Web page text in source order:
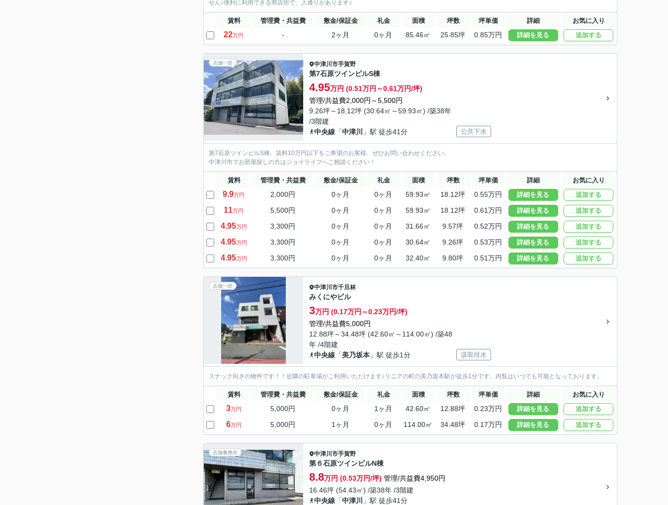
せん♪便利に利用できる商店街で、人通りがあります♪
賃料 管理費・共益費 敷金/保証金 礼金 面積 坪数 坪単価 詳細 お気に入り
22万円 - 2ヶ月 0ヶ月 85.46㎡ 25.85坪 0.85万円 詳細を見る 追加する
店舗一部 中津川市手賀野
第7石原ツインビルS棟
4.95万円 (0.51万円～0.61万円/坪)
管理/共益費2,000円～5,500円
9.26坪～18.12坪 (30.64㎡～59.93㎡) /築38年
/3階建
中央線 「中津川 」駅 徒歩41分 公共下水
第7石原ツインビルS棟。賃料10万円以下をご希望のお客様、ぜひお問い合わせください。
中津川市でお部屋探しの方はジョイライフへご相談ください！
賃料 管理費・共益費 敷金/保証金 礼金 面積 坪数 坪単価 詳細 お気に入り
9.9万円 2,000円 0ヶ月 0ヶ月 59.93㎡ 18.12坪 0.55万円 詳細を見る 追加する
11万円 5,500円 0ヶ月 0ヶ月 59.93㎡ 18.12坪 0.61万円 詳細を見る 追加する
4.95万円 3,300円 0ヶ月 0ヶ月 31.66㎡ 9.57坪 0.52万円 詳細を見る 追加する
4.95万円 3,300円 0ヶ月 0ヶ月 30.64㎡ 9.26坪 0.53万円 詳細を見る 追加する
4.95万円 3,300円 0ヶ月 0ヶ月 32.40㎡ 9.80坪 0.51万円 詳細を見る 追加する
店舗一部 中津川市千旦林
みくにやビル
3万円 (0.17万円～0.23万円/坪)
管理/共益費5,000円
12.88坪～34.48坪 (42.60㎡～114.00㎡) /築48
年 /4階建
中央線 「美乃坂本 」駅 徒歩1分 汲取排水
スナック向きの物件です！！近隣の駐車場がご利用いただけます♪リニアの町の美乃坂本駅が徒歩1分です。内覧はいつでも可能となっております。
賃料 管理費・共益費 敷金/保証金 礼金 面積 坪数 坪単価 詳細 お気に入り
3万円 5,000円 0ヶ月 1ヶ月 42.60㎡ 12.88坪 0.23万円 詳細を見る 追加する
6万円 5,000円 1ヶ月 0ヶ月 114.00㎡ 34.48坪 0.17万円 詳細を見る 追加する
店舗事務所 中津川市手賀野
第６石原ツインビルN棟
8.8万円 (0.53万円/坪) 管理/共益費4,950円
16.46坪 (54.43㎡) /築38年 /3階建
中央線 「中津川
」駅 徒歩41分